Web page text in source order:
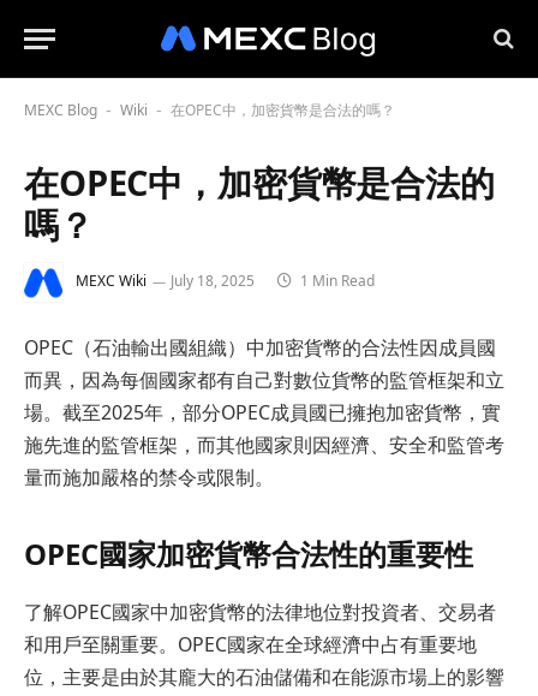
MEXC Blog - Wiki - 在OPEC中，加密貨幣是合法的嗎？
在OPEC中，加密貨幣是合法的
嗎？
MEXC Wiki July 18, 2025 1 Min Read
OPEC（石油輸出國組織）中加密貨幣的合法性因成員國
而異，因為每個國家都有自己對數位貨幣的監管框架和立
場。截至2025年，部分OPEC成員國已擁抱加密貨幣，實
施先進的監管框架，而其他國家則因經濟、安全和監管考
量而施加嚴格的禁令或限制。
OPEC國家加密貨幣合法性的重要性
了解OPEC國家中加密貨幣的法律地位對投資者、交易者
和用戶至關重要。OPEC國家在全球經濟中占有重要地
位，主要是由於其龐大的石油儲備和在能源市場上的影響